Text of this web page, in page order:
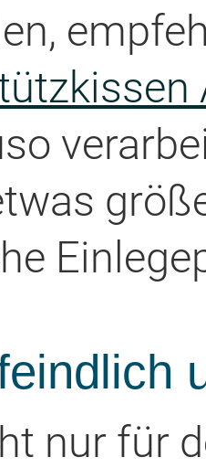
nur für